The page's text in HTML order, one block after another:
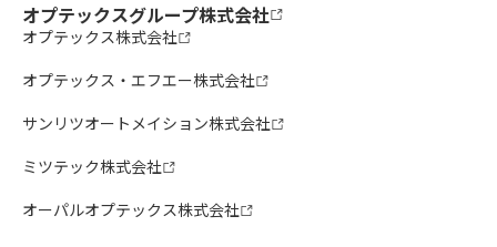
オプテックスグループ株式会社
オプテックス株式会社
オプテックス・エフエー株式会社
サンリツオートメイション株式会社
ミツテック株式会社
オーパルオプテックス株式会社